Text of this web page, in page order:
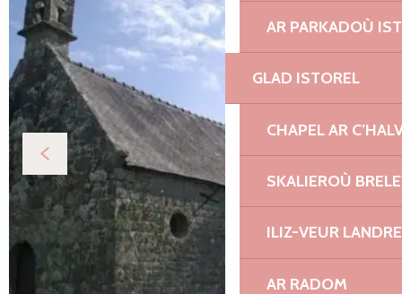
AR PARKADOÙ
GLAD ISTOREL
CHAPEL AR
SKALIEROÙ
ILIZ-VEUR
AR RADOM